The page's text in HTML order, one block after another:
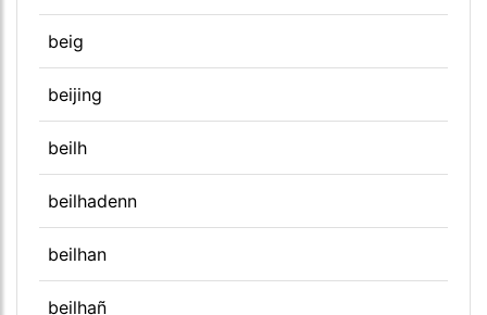
beig
beijing
beilh
beilhadenn
beilhan
beilhañ